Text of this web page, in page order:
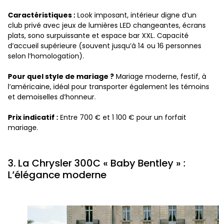
Caractéristiques : Look imposant, intérieur digne d’un
club privé avec jeux de lumières LED changeantes, écrans
plats, sono surpuissante et espace bar XXL. Capacité
d’accueil supérieure (souvent jusqu’à 14 ou 16 personnes
selon l’homologation).
Pour quel style de mariage ? Mariage moderne, festif, à
l’américaine, idéal pour transporter également les témoins
et demoiselles d’honneur.
Prix indicatif : Entre 700 € et 1 100 € pour un forfait
mariage.
3. La Chrysler 300C « Baby Bentley » :
L’élégance moderne